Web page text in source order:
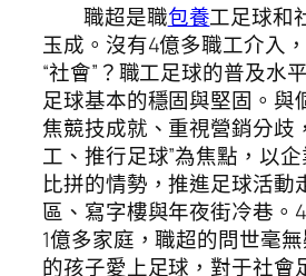
職超是職包養工足球和
玉成。沒有4億多職工介入
“社會”？職工足球的普及水
足球基本的穩固與堅固。與
焦競技成就、重視營銷分歧
工、推行足球”為焦點，以
比拼的情勢，推進足球活動
區、寫字樓與年夜街冷巷。
1億多家庭，職超的問世毫
的孩子愛上足球，對于社會